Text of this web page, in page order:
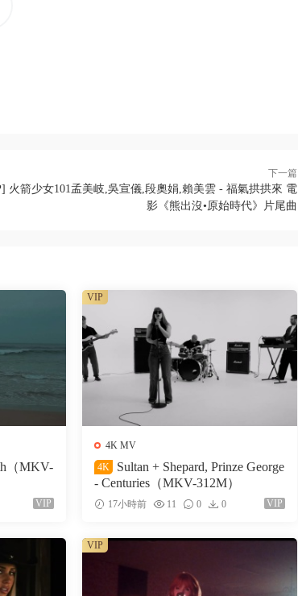
下一篇
火箭少女101孟美岐,吳宣儀,段奧娟,賴美雲 - 福氣拱拱來 電
影《熊出沒•原始時代》片尾曲
（MKV-
VIP
4K MV
4K
Sultan + Shepard, Prinze George
- Centuries（MKV-312M）
17小時前 11 0 0 VIP
VIP
VIP